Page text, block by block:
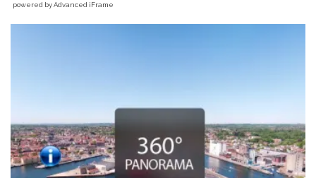
powered by Advanced iFrame